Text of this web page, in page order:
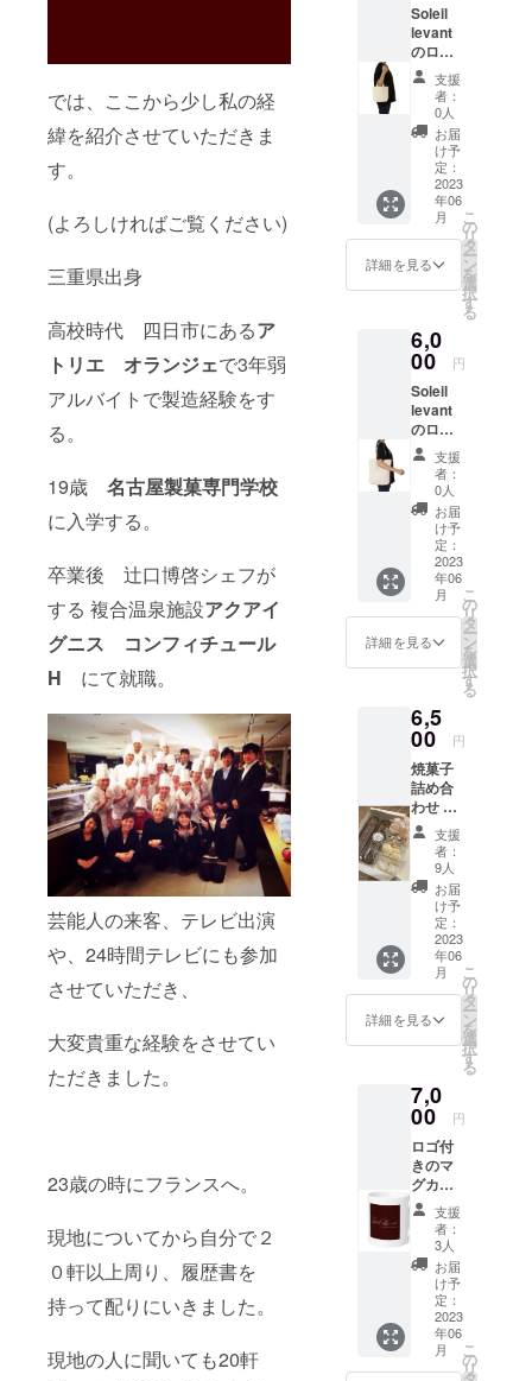
では、ここから少し私の経
緯を紹介させていただきま
す。
(よろしければご覧ください)
三重県出身
高校時代 四日市にあるア
トリエ オランジェで3年弱
アルバイトで製造経験をす
る。
19歳 名古屋製菓専門学校
に入学する。
卒業後 辻口博啓シェフが
する 複合温泉施設アクアイ
グニス コンフィチュール
H にて就職。
芸能人の来客、テレビ出演
や、24時間テレビにも参加
させていただき、
大変貴重な経験をさせてい
ただきました。
23歳の時にフランスへ。
現地についてから自分で２
０軒以上周り、履歴書を
持って配りにいきました。
現地の人に聞いても20軒
Soleil
levant
のロゴ
入り
バック
です。
※受注発
注にな
る為お
写真は
ござい
ません
のでご
了承く
ださ
い。
品サイ
ズ 写
真を参
考に
・素
材
綿 ・
デザイ
ン オ
リジナ
ルロゴ
・カ
ラー展
開
ベー
ジュ
支援
者：
0人
お届
け予
定：
2023
年06
月
詳細を見る
こ
の
リ
タ
ー
ン
を
選
択
す
る
6,0
00 円
Soleil
levant
のロゴ
バッグ
です ※
受注発
注にな
る為お
写真は
ござい
ません
のでご
了承く
ださ
い。
・商
ズ 写
真を参
考に
・素
材
綿 ・
デザイ
ン オ
リジナ
ルロゴ
・カ
ラー展
開
ベー
ジュ
支援
者：
0人
お届
け予
定：
2023
年06
月
詳細を見る
こ
の
リ
タ
ー
ン
を
選
択
す
る
6,5
00 円
焼菓子
詰め合
わせ ※
内容は
異なり
ます。
写真は
イメー
ジです
特定原
材料:小
麦
卵
アーモ
ンドを
使用し
焼き菓
子もあ
りま
す。
支援
者：
9人
お届
け予
定：
2023
年06
月
詳細を見る
こ
の
リ
タ
ー
ン
を
選
択
す
る
7,0
00 円
ロゴ付
きのマ
グカッ
プに お
菓子２
種類を
入れて
ラッピ
ングし
て 発送
しま
す。
・マ
支援
者：
3人
お届
け予
定：
2023
年06
月
こ
の
リ